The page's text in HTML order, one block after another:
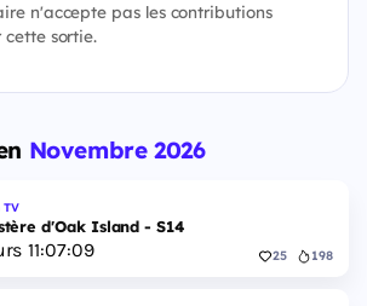
n'accepte pas les contributions
cette sortie.
Novembre 2026
TV
d'Oak Island - S14
11:07:08 25 198